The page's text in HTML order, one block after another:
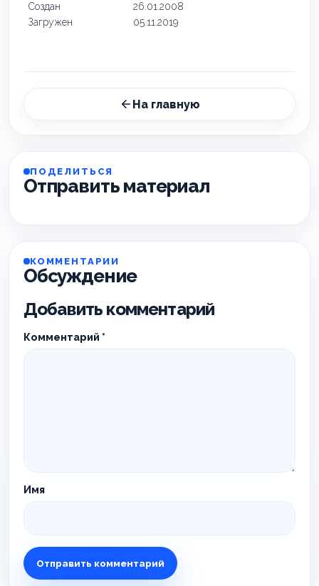
Создан
26.01.2008
Загружен
05.11.2019
На главную
ПОДЕЛИТЬСЯ
Отправить материал
КОММЕНТАРИИ
Обсуждение
Добавить комментарий
Комментарий *
Имя